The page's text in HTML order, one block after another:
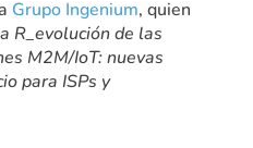
Grupo Ingenium, quien
R_evolución de las
M2M/IoT: nuevas
para ISPs y